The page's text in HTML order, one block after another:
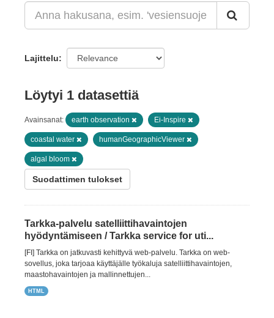
Lajittelu
Löytyi 1 datasettiä
Avainsanat: earth observation Ei-Inspire
coastal water humanGeographicViewer
algal bloom
Suodattimen tulokset
Tarkka-palvelu satelliittihavaintojen
hyödyntämiseen / Tarkka service for uti...
[FI] Tarkka on jatkuvasti kehittyvä web-palvelu. Tarkka on web-
sovellus, joka tarjoaa käyttäjälle työkaluja satelliittihavaintojen,
maastohavaintojen ja mallinnettujen...
HTML